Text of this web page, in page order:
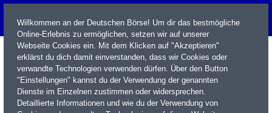
Willkommen an der Deutschen Börse! Um dir das bestmögliche
Online-Erlebnis zu ermöglichen, setzen wir auf unserer
Webseite Cookies ein. Mit dem Klicken auf "Akzeptieren"
erklärst du dich damit einverstanden, dass wir Cookies oder
verwandte Technologien verwenden dürfen. Über den Button
"Einstellungen" kannst du der Verwendung der genannten
Dienste im Einzelnen zustimmen oder widersprechen.
Detaillierte Informationen und wie du der Verwendung von